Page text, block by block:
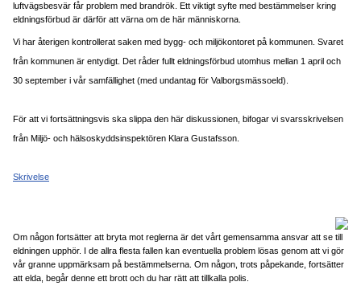
luftvägsbesvär får problem med brandrök. Ett viktigt syfte med bestämmelser kring
eldningsförbud är därför att värna om de här människorna.
Vi har återigen kontrollerat saken med bygg- och miljökontoret på kommunen. Svaret
från kommunen är entydigt. Det råder fullt eldningsförbud utomhus mellan 1 april och
30 september i vår samfällighet (med undantag för Valborgsmässoeld).
För att vi fortsättningsvis ska slippa den här diskussionen, bifogar vi svarsskrivelsen
från Miljö- och hälsoskyddsinspektören Klara Gustafsson.
Skrivelse
Om någon fortsätter att bryta mot reglerna är det vårt gemensamma ansvar att se till
eldningen upphör. I de allra flesta fallen kan eventuella problem lösas genom att vi gör
vår granne uppmärksam på bestämmelserna. Om någon, trots påpekande, fortsätter
att elda, begår denne ett brott och du har rätt att tillkalla polis.